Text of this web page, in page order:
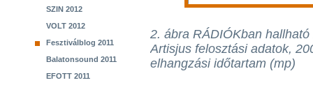
SZIN 2012
VOLT 2012
Fesztiválblog 2011
Balatonsound 2011
EFOTT 2011
2. ábra RÁDIÓKban
Artisjus felosztási adatok,
elhangzási időtartam (mp)